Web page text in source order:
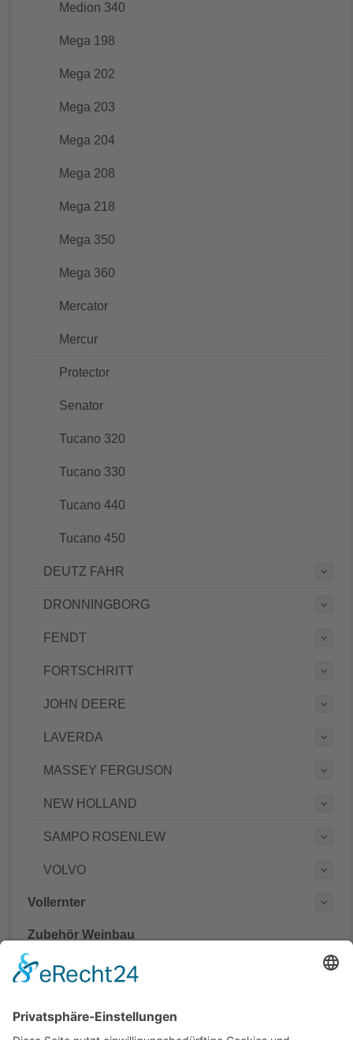
Medion 340
Mega 198
Mega 202
Mega 203
Mega 204
Mega 208
Mega 218
Mega 350
Mega 360
Mercator
Mercur
Protector
Senator
Tucano 320
Tucano 330
Tucano 440
Tucano 450
DEUTZ FAHR
DRONNINGBORG
FENDT
FORTSCHRITT
JOHN DEERE
LAVERDA
MASSEY FERGUSON
NEW HOLLAND
SAMPO ROSENLEW
VOLVO
Vollernter
Zubehör Weinbau
Teilenummern